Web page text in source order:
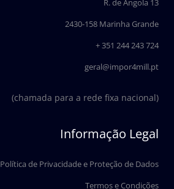
k n
R. de Angola 13
2430-158 Marinha Grande
+ 351 244 243 724
geral@impor4mill.pt
(chamada para a rede fixa nacional)
Informação Legal
Política de Privacidade e Proteção de Dados
Termos e Condições